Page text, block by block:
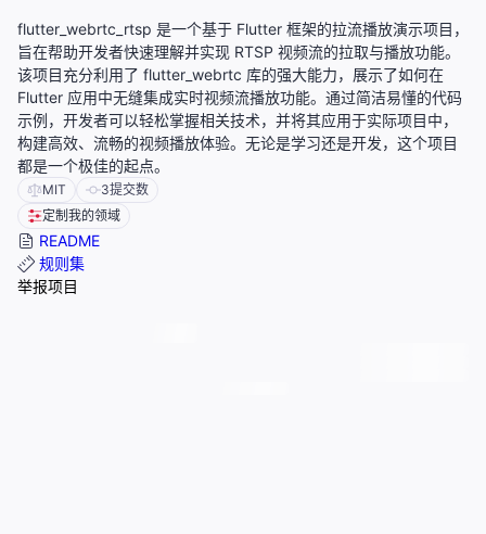
flutter_webrtc_rtsp 是一个基于 Flutter 框架的拉流播放演示项目，
旨在帮助开发者快速理解并实现 RTSP 视频流的拉取与播放功能。
该项目充分利用了 flutter_webrtc 库的强大能力，展示了如何在
Flutter 应用中无缝集成实时视频流播放功能。通过简洁易懂的代码
示例，开发者可以轻松掌握相关技术，并将其应用于实际项目中，
构建高效、流畅的视频播放体验。无论是学习还是开发，这个项目
都是一个极佳的起点。
MIT 3提交数
定制我的领域
README
规则集
举报项目